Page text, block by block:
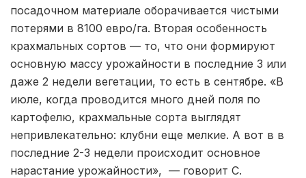
посадочном материале оборачивается чистыми
потерями в 8100 евро/га. Вторая особенность
крахмальных сортов — то, что они формируют
основную массу урожайности в последние 3 или
даже 2 недели вегетации, то есть в сентябре. «В
июле, когда проводится много дней поля по
картофелю, крахмальные сорта выглядят
непривлекательно: клубни еще мелкие. А вот в в
последние 2-3 недели происходит основное
нарастание урожайности», — говорит С.